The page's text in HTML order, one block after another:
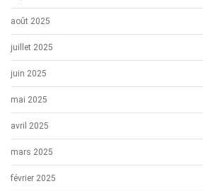
août 2025
juillet 2025
juin 2025
mai 2025
avril 2025
mars 2025
février 2025